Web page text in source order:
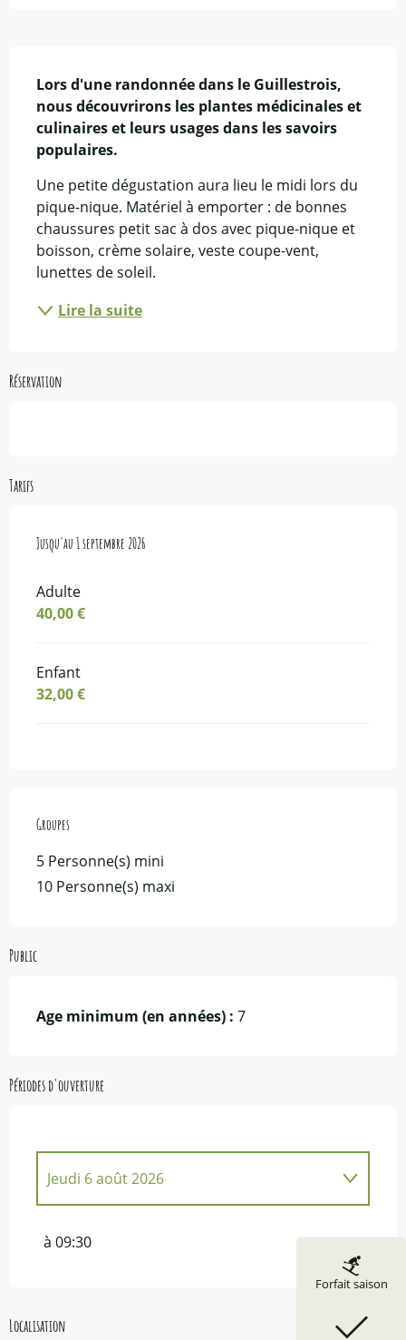
Forfait saison
Lors d'une randonnée dans le Guillestrois,
nous découvrirons les plantes médicinales et
culinaires et leurs usages dans les savoirs
populaires.
Une petite dégustation aura lieu le midi lors du
pique-nique. Matériel à emporter : de bonnes
chaussures petit sac à dos avec pique-nique et
boisson, crème solaire, veste coupe-vent,
lunettes de soleil.
Lire la suite
Réservation
Tarifs
Du7 juillet 2026au1 septembre 2026
Jusqu'au 1 septembre 2026
Adulte
40,00 €
Enfant
32,00 €
Groupes
Groupes
5 Personne(s) mini
10 Personne(s) maxi
Public
Age minimum (en années) : 7
Périodes d'ouverture
Jeudi 6 août 2026
à 09:30
Localisation